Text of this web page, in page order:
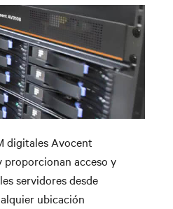
digitales Avocent
acceso y
servidores desde
ubicación